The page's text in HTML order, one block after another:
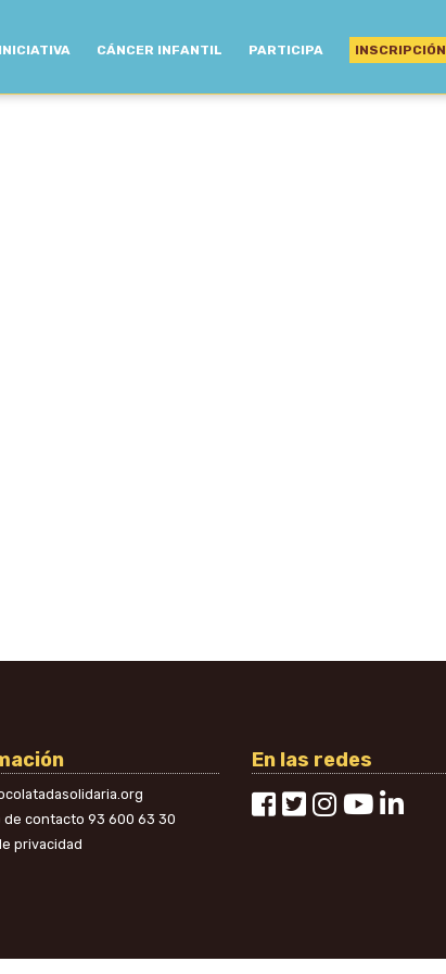
CÁNCER INFANTIL PARTICIPA INSCRIPCIÓN
de contacto 93 600 63 30
privacidad
En las redes